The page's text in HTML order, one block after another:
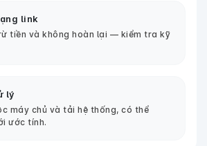
link
tiền và không hoàn lại — kiểm tra kỹ
lý
máy chủ và tải hệ thống, có thể
ước tính.